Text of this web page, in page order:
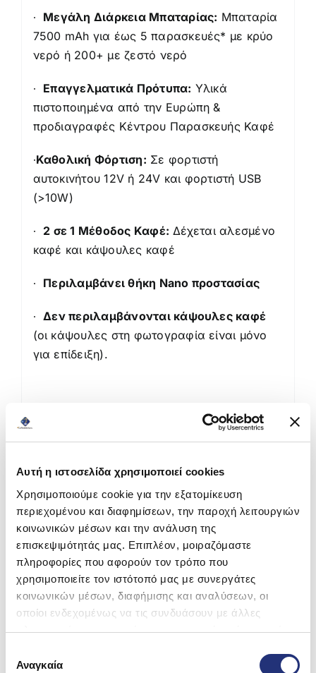
Αυτή η ιστοσελίδα χρησιμοποιεί cookies
Χρησιμοποιούμε cookie για την εξατομίκευση
περιεχομένου και διαφημίσεων, την παροχή λειτουργιών
κοινωνικών μέσων και την ανάλυση της
επισκεψιμότητάς μας. Επιπλέον, μοιραζόμαστε
πληροφορίες που αφορούν τον τρόπο που
χρησιμοποιείτε τον ιστότοπό μας με συνεργάτες
κοινωνικών μέσων, διαφήμισης και αναλύσεων, οι
οποίοι ενδεχομένως να τις συνδυάσουν με άλλες
πληροφορίες που τους έχετε παραχωρήσει ή τις οποίες
των υπηρεσιών τους.
συγκατάθεσης
Αναγκαία
∙ Μεγάλη Διάρκεια Μπαταρίας: Μπαταρία
7500 mAh για έως 5 παρασκευές* με κρύο
νερό ή 200+ με ζεστό νερό
∙ Επαγγελματικά Πρότυπα: Υλικά
πιστοποιημένα από την Ευρώπη &
προδιαγραφές Κέντρου Παρασκευής Καφέ
∙Καθολική Φόρτιση: Σε φορτιστή
αυτοκινήτου 12V ή 24V και φορτιστή USB
(>10W)
∙ 2 σε 1 Μέθοδος Καφέ: Δέχεται αλεσμένο
καφέ και κάψουλες καφέ
∙ Περιλαμβάνει θήκη Nano προστασίας
∙Δεν περιλαμβάνονται κάψουλες καφέ
(οι κάψουλες στη φωτογραφία είναι μόνο
για επίδειξη).
210 9966290
Δωρεάν Μεταφορικά εντός Αττικής για αγορές άνω
των 59€